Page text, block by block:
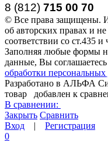
8 (812) 715 00 70
© Все права защищены.
об авторских правах и
соответствии со ст.435
Заполняя любые формы
данные, Вы соглашаетесь
обработки
Разработано в АЛЬФА
товар
добавлен к
В сравнении:
Закрыть Сравнить
Вход | Регистрация
0